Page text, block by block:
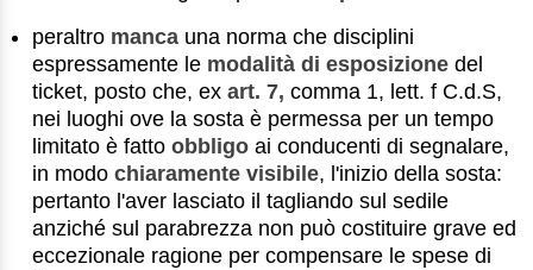
peraltro manca una norma che disciplini
espressamente le modalità di esposizione del
ticket, posto che, ex art. 7, comma 1, lett. f C.d.S,
nei luoghi ove la sosta è permessa per un tempo
limitato è fattoobbligo ai conducenti di segnalare,
in modo chiaramente visibile, l'inizio della sosta:
pertanto l'aver lasciato il tagliando sul sedile
anziché sul parabrezza non può costituire grave ed
eccezionale ragione per compensare le spese di